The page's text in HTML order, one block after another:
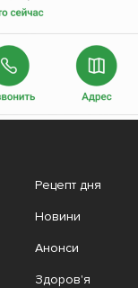
Рецепт дня
Новини
Анонси
Здоров'я